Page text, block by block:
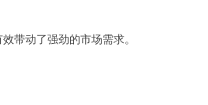
带动了强劲的市场需求。